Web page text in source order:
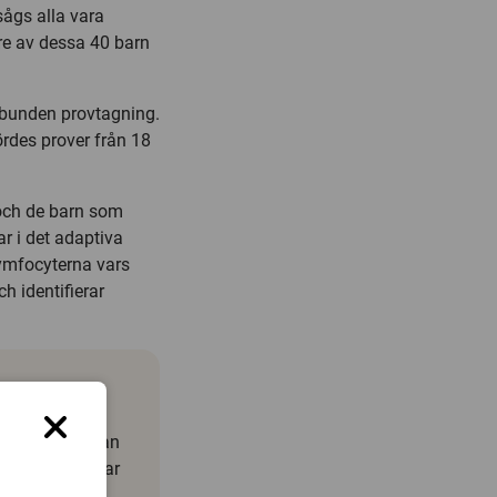
alla vara
av dessa 40 barn
provtagning.
prover från 18
de barn som
i det adaptiva
vars
identifierar
i vårt
som kan
tillverkar